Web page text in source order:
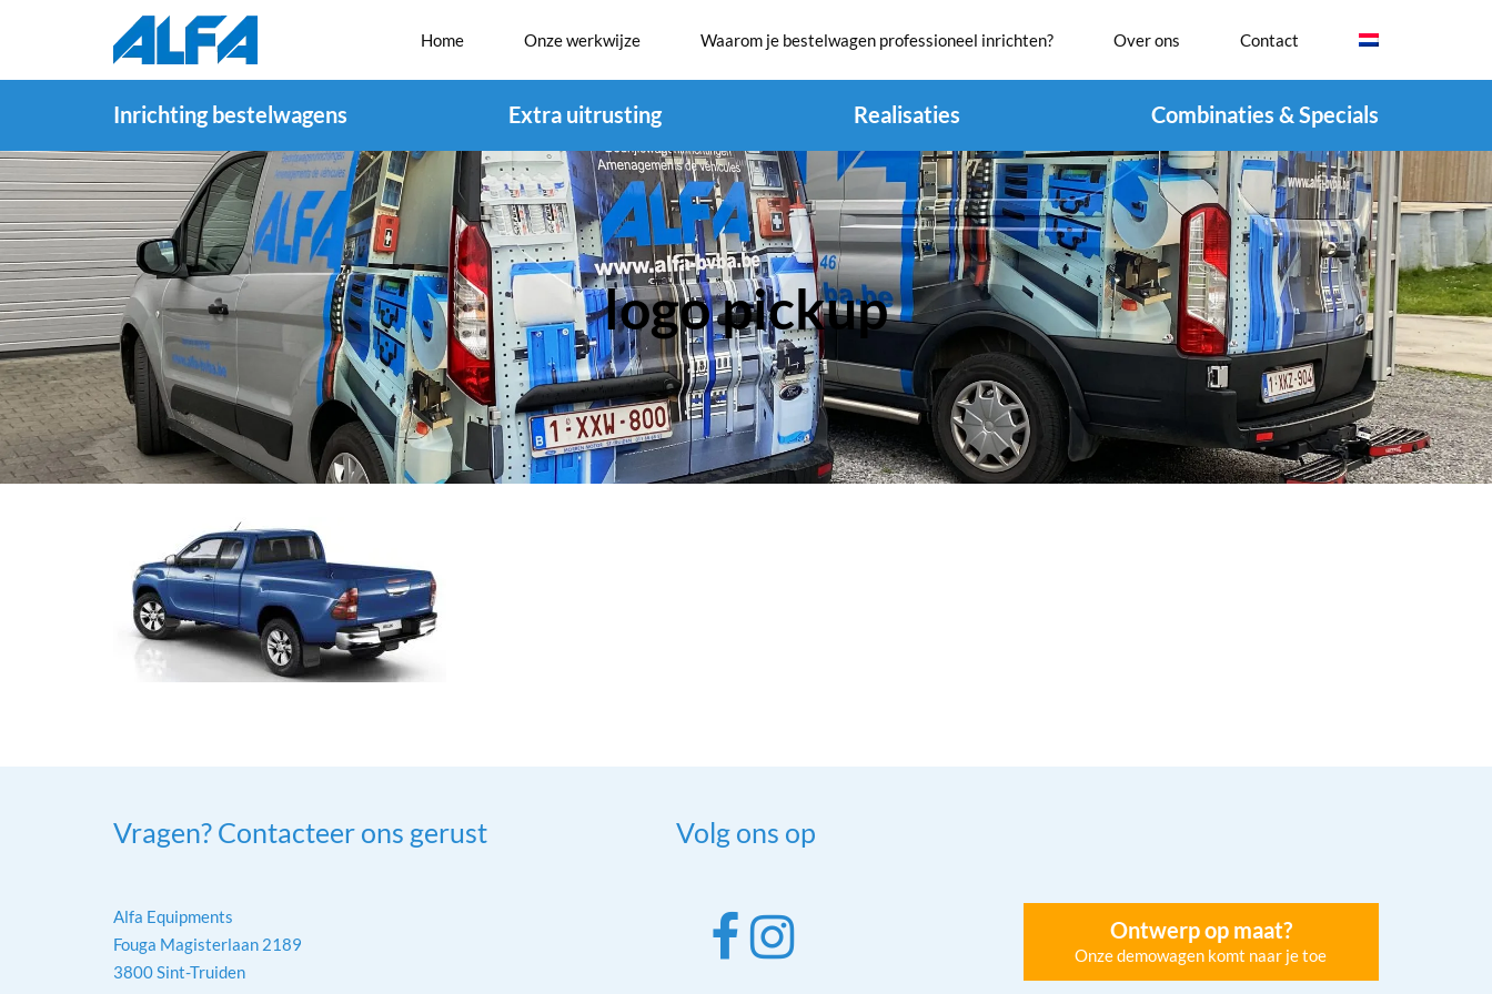
Home Onze werkwijze Waarom je bestelwagen professioneel inrichten? Over ons Contact
Inrichting bestelwagens Extra uitrusting Realisaties Combinaties & Specials
logo pickup
Vragen? Contacteer ons gerust
Alfa Equipments
Fouga Magisterlaan 2189
3800 Sint-Truiden
Volg ons op
Ontwerp op maat?
Onze demowagen komt naar je toe